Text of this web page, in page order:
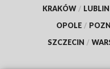
KRAKÓW / LUBLIN
OPOLE /
SZCZECIN /